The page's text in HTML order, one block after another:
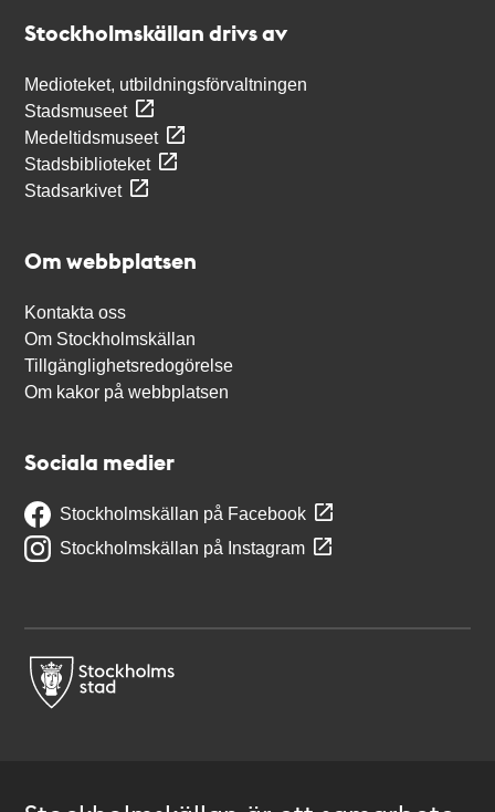
Stockholmskällan drivs av
Medioteket, utbildningsförvaltningen
Stadsmuseet
Medeltidsmuseet
Stadsbiblioteket
Stadsarkivet
Om webbplatsen
Kontakta oss
Om Stockholmskällan
Tillgänglighetsredogörelse
Om kakor på webbplatsen
Sociala medier
Stockholmskällan på Facebook
Stockholmskällan på Instagram